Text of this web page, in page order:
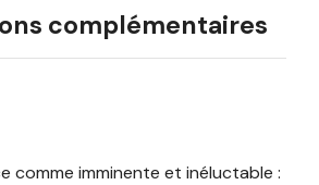
complémentaires
comme imminente et inéluctable :